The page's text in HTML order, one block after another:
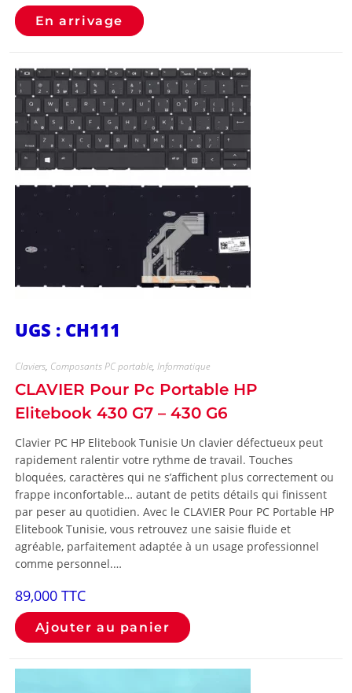
En arrivage
UGS : CH111
Claviers, Composants PC portable, Informatique
CLAVIER Pour Pc Portable HP
Elitebook 430 G7 – 430 G6
Clavier PC HP Elitebook Tunisie Un clavier défectueux peut
rapidement ralentir votre rythme de travail. Touches
bloquées, caractères qui ne s’affichent plus correctement ou
frappe inconfortable… autant de petits détails qui finissent
par peser au quotidien. Avec le CLAVIER Pour PC Portable HP
Elitebook Tunisie, vous retrouvez une saisie fluide et
agréable, parfaitement adaptée à un usage professionnel
comme personnel.…
89,000 TTC
Ajouter au panier